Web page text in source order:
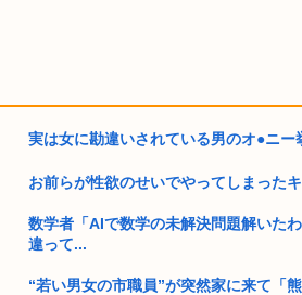
実は女に勘違いされている男のオ●ニー
お前らが性欲のせいでやってしまった
数学者「AIで数学の未解決問題解いた
違って...
“若い男女の市職員”が突然家に来て「